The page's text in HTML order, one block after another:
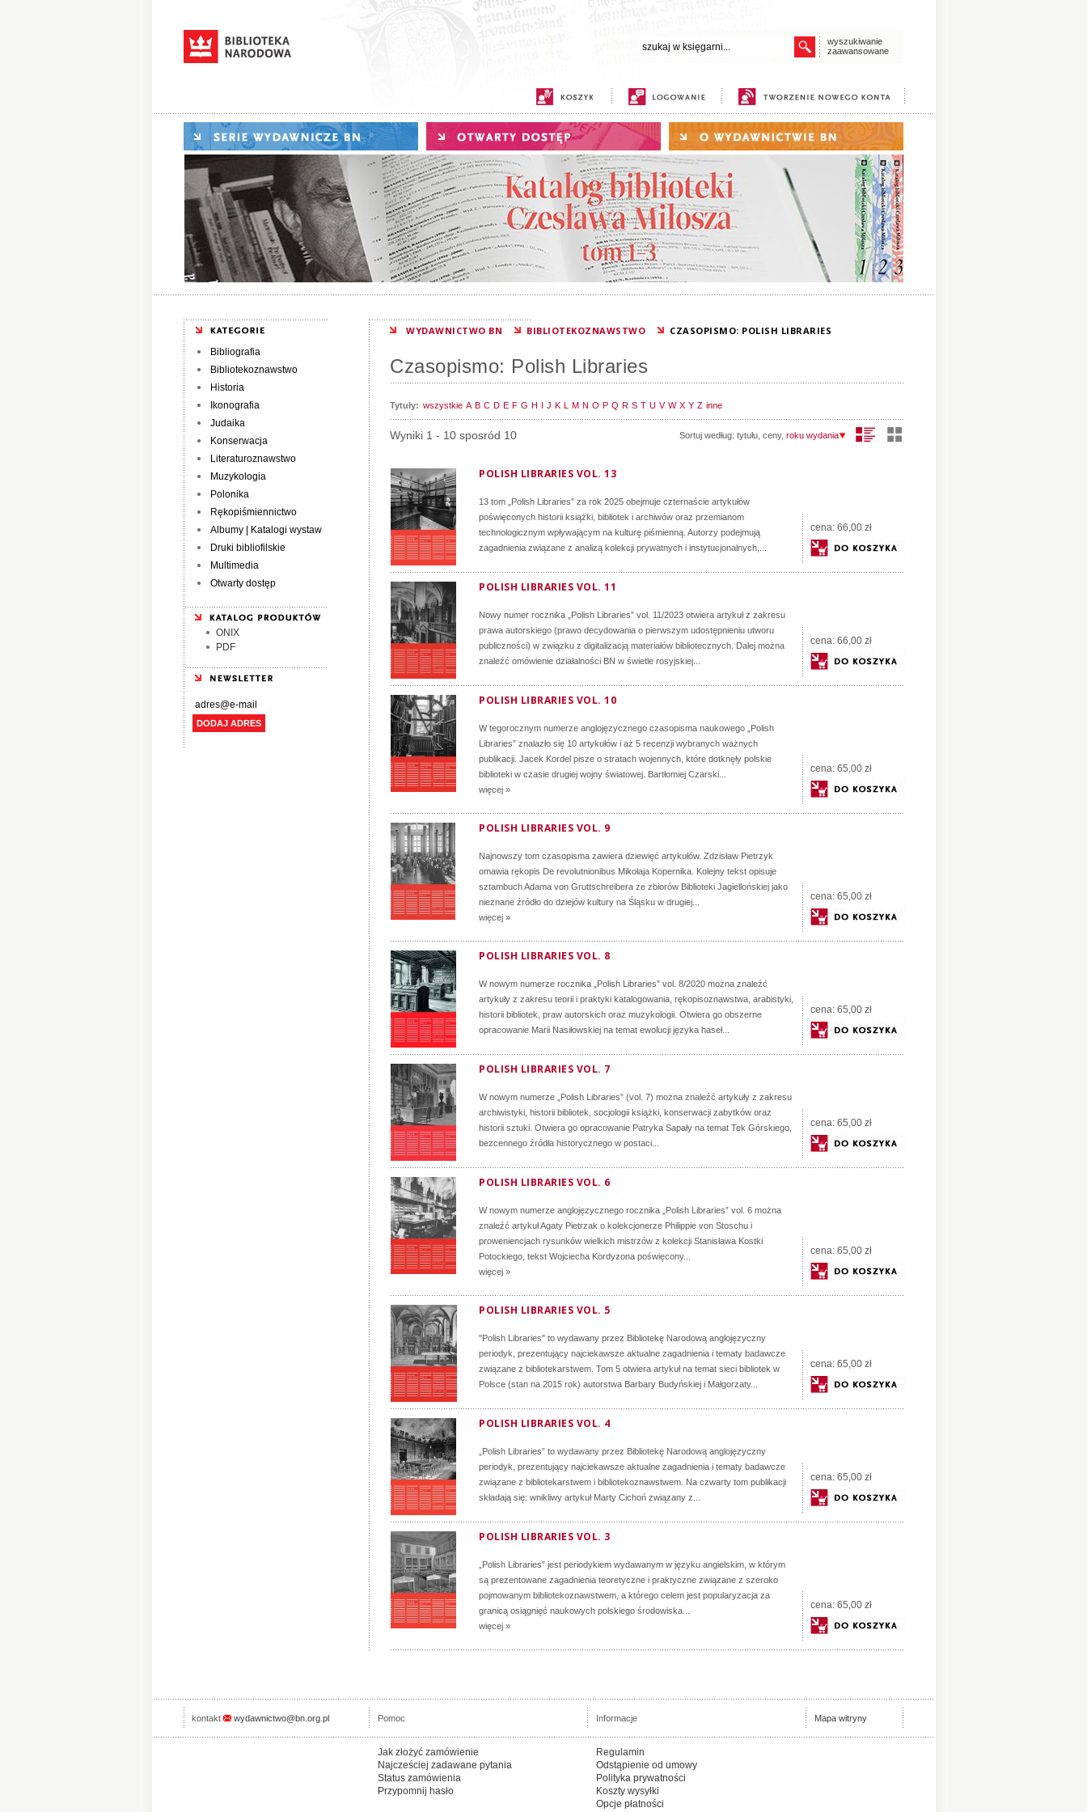
wyszukiwanie
zaawansowane
Bibliografia
Bibliotekoznawstwo
Historia
Ikonografia
Judaika
Konserwacja
Literaturoznawstwo
Muzykologia
Polonika
Rękopiśmiennictwo
Albumy | Katalogi wystaw
Druki bibliofilskie
Multimedia
Otwarty dostęp
ONIX
PDF
DODAJ ADRES
WYDAWNICTWO BN BIBLIOTEKOZNAWSTWO CZASOPISMO: POLISH LIBRARIES
Czasopismo: Polish Libraries
Tytuły: wszystkie A B C D E F G H I J K L M N O P Q R S T U V W X Y Z inne
Sortuj według: tytułu ceny, roku wydania
Wyniki 1 - 10 sposród 10
POLISH LIBRARIES VOL. 13
13 tom „Polish Libraries” za rok 2025 obejmuje czternaście artykułów
poświęconych historii książki, bibliotek i archiwów oraz przemianom
technologicznym wpływającym na kulturę piśmienną. Autorzy podejmują
zagadnienia związane z analizą kolekcji prywatnych i instytucjonalnych,...
cena: 66,00 zł
POLISH LIBRARIES VOL. 11
Nowy numer rocznika „Polish Libraries” vol. 11/2023 otwiera artykuł z zakresu
prawa autorskiego (prawo decydowania o pierwszym udostępnieniu utworu
publiczności) w związku z digitalizacją materiałów bibliotecznych. Dalej można
znaleźć omówienie działalności BN w świetle rosyjskiej...
cena: 66,00 zł
POLISH LIBRARIES VOL. 10
W tegorocznym numerze anglojęzycznego czasopisma naukowego „Polish
Libraries” znalazło się 10 artykułów i aż 5 recenzji wybranych ważnych
publikacji. Jacek Kordel pisze o stratach wojennych, które dotknęły polskie
biblioteki w czasie drugiej wojny światowej. Bartłomiej Czarski...
więcej »
cena: 65,00 zł
POLISH LIBRARIES VOL. 9
Najnowszy tom czasopisma zawiera dziewięć artykułów. Zdzisław Pietrzyk
omawia rękopis De revolutnionibus Mikołaja Kopernika. Kolejny tekst opisuje
sztambuch Adama von Gruttschreibera ze zbiorów Biblioteki Jagiellońskiej jako
nieznane źródło do dziejów kultury na Śląsku w drugiej...
więcej »
cena: 65,00 zł
POLISH LIBRARIES VOL. 8
W nowym numerze rocznika „Polish Libraries” vol. 8/2020 można znaleźć
artykuły z zakresu teorii i praktyki katalogowania, rękopisoznawstwa, arabistyki,
historii bibliotek, praw autorskich oraz muzykologii. Otwiera go obszerne
opracowanie Marii Nasiłowskiej na temat ewolucji języka haseł...
cena: 65,00 zł
POLISH LIBRARIES VOL. 7
W nowym numerze „Polish Libraries” (vol. 7) można znaleźć artykuły z zakresu
archiwistyki, historii bibliotek, socjologii książki, konserwacji zabytków oraz
historii sztuki. Otwiera go opracowanie Patryka Sapały na temat Tek Górskiego,
bezcennego źródła historycznego w postaci...
cena: 65,00 zł
POLISH LIBRARIES VOL. 6
W nowym numerze anglojęzycznego rocznika „Polish Libraries” vol. 6 można
znaleźć artykuł Agaty Pietrzak o kolekcjonerze Philippie von Stoschu i
proweniencjach rysunków wielkich mistrzów z kolekcji Stanisława Kostki
Potockiego, tekst Wojciecha Kordyzona poświęcony...
więcej »
cena: 65,00 zł
POLISH LIBRARIES VOL. 5
"Polish Libraries" to wydawany przez Bibliotekę Narodową anglojęzyczny
periodyk, prezentujący najciekawsze aktualne zagadnienia i tematy badawcze
związane z bibliotekarstwem. Tom 5 otwiera artykuł na temat sieci bibliotek w
Polsce (stan na 2015 rok) autorstwa Barbary Budyńskiej i Małgorzaty...
cena: 65,00 zł
POLISH LIBRARIES VOL. 4
„Polish Libraries” to wydawany przez Bibliotekę Narodową anglojęzyczny
periodyk, prezentujący najciekawsze aktualne zagadnienia i tematy badawcze
związane z bibliotekarstwem i bibliotekoznawstwem. Na czwarty tom publikacji
składają się: wnikliwy artykuł Marty Cichoń związany z...
cena: 65,00 zł
POLISH LIBRARIES VOL. 3
„Polish Libraries” jest periodykiem wydawanym w języku angielskim, w którym
są prezentowane zagadnienia teoretyczne i praktyczne związane z szeroko
pojmowanym bibliotekoznawstwem, a którego celem jest popularyzacja za
granicą osiągnięć naukowych polskiego środowiska...
więcej »
cena: 65,00 zł
kontakt wydawnictwo@bn.org.pl Pomoc Informacje Mapa witryny
Jak złożyć zamówienie
Najcześciej zadawane pytania
Status zamówienia
Przypomnij hasło
Regulamin
Odstąpienie od umowy
Polityka prywatności
Koszty wysyłki
Opcje płatności